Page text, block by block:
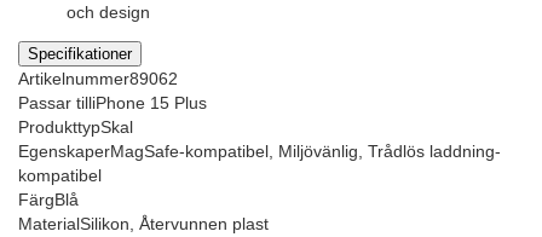
och design
Specifikationer
Artikelnummer89062
Passar tilliPhone 15 Plus
ProdukttypSkal
EgenskaperMagSafe-kompatibel, Miljövänlig, Trådlös laddning-
kompatibel
FärgBlå
MaterialSilikon, Återvunnen plast